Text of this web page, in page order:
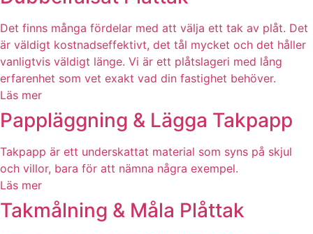
Det finns många fördelar med att välja ett tak av plåt. Det
är väldigt kostnadseffektivt, det tål mycket och det håller
vanligtvis väldigt länge. Vi är ett plåtslageri med lång
erfarenhet som vet exakt vad din fastighet behöver.
Läs mer
Pappläggning & Lägga Takpapp
Takpapp är ett underskattat material som syns på skjul
och villor, bara för att nämna några exempel.
Läs mer
Takmålning & Måla Plåttak